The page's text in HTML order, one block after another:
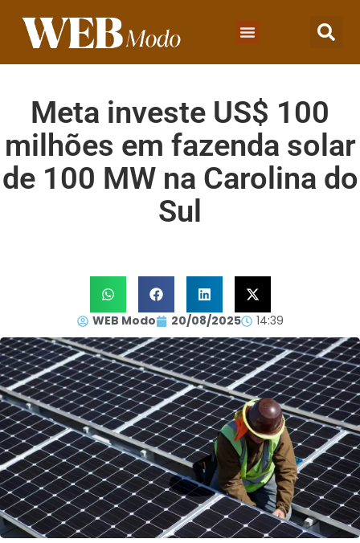
Meta investe US$ 100
milhões em fazenda solar
de 100 MW na Carolina do
Sul
WEB Modo 20/08/2025 14:39